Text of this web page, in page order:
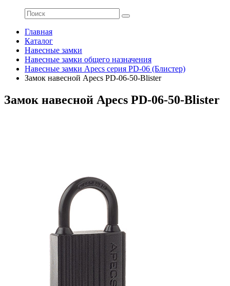
Главная
Каталог
Навесные замки
Навесные замки общего назначения
Навесные замки Apecs серия PD-06 (Блистер)
Замок навесной Apecs PD-06-50-Blister
Замок навесной Apecs PD-06-50-Blister